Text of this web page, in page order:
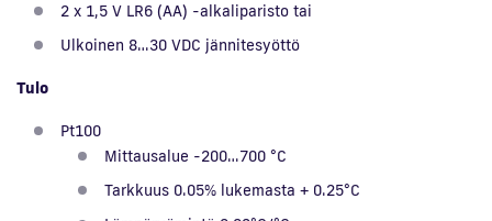
2 x 1,5 V LR6 (AA) -alkaliparisto tai
Ulkoinen 8…30 VDC jännitesyöttö
Tulo
Pt100
Mittausalue -200…700 °C
Tarkkuus 0.05% lukemasta + 0.25°C